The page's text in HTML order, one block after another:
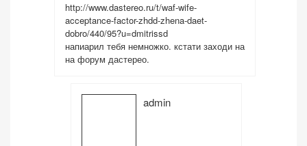
http://www.dastereo.ru/t/waf-wife-
acceptance-factor-zhdd-zhena-daet-
dobro/440/95?u=dmitrissd
напиарил тебя немножко. кстати заходи на
на форум дастерео.
admin